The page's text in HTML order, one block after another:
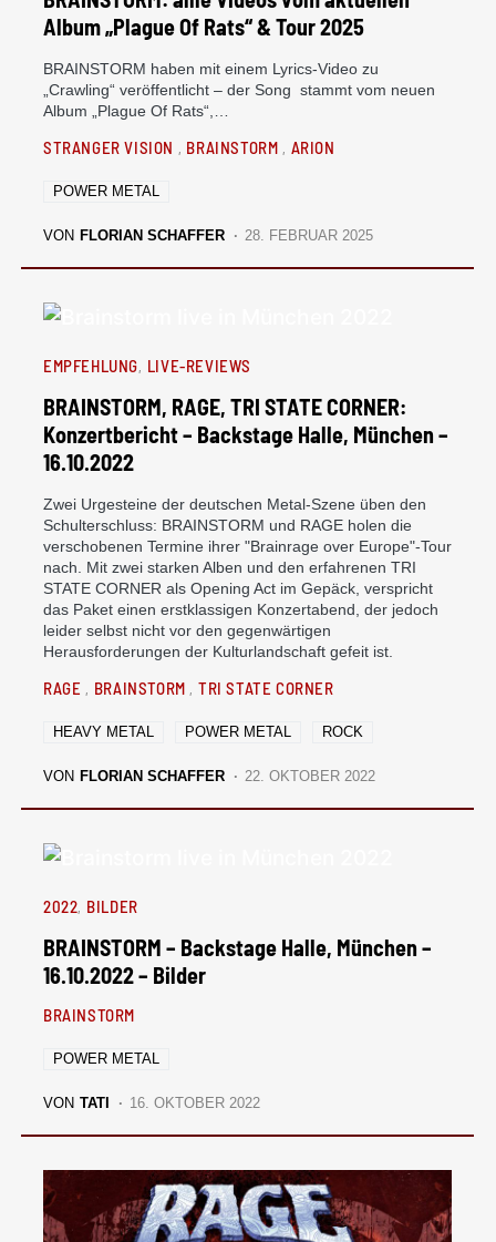
Album „Plague Of Rats“ & Tour 2025
BRAINSTORM haben mit einem Lyrics-Video zu
„Crawling“ veröffentlicht – der Song stammt vom neuen
Album „Plague Of Rats“,…
STRANGER VISION BRAINSTORM ARION
POWER METAL
VON FLORIAN SCHAFFER 28. FEBRUAR 2025
EMPFEHLUNG LIVE-REVIEWS
BRAINSTORM, RAGE, TRI STATE CORNER:
Konzertbericht – Backstage Halle, München –
16.10.2022
Zwei Urgesteine der deutschen Metal-Szene üben den
Schulterschluss: BRAINSTORM und RAGE holen die
verschobenen Termine ihrer "Brainrage over Europe"-Tour
nach. Mit zwei starken Alben und den erfahrenen TRI
STATE CORNER als Opening Act im Gepäck, verspricht
das Paket einen erstklassigen Konzertabend, der jedoch
leider selbst nicht vor den gegenwärtigen
Herausforderungen der Kulturlandschaft gefeit ist.
RAGE BRAINSTORM TRI STATE CORNER
HEAVY METAL POWER METAL ROCK
VON FLORIAN SCHAFFER 22. OKTOBER 2022
2022 BILDER
BRAINSTORM – Backstage Halle, München –
16.10.2022 – Bilder
BRAINSTORM
POWER METAL
VON TATI 16. OKTOBER 2022